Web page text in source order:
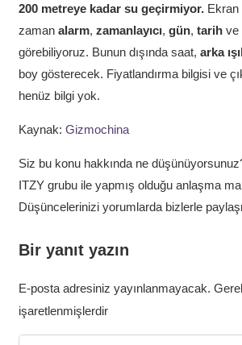
200 metreye kadar su geçirmiyor.Ekran
zaman alarm, zamanlayıcı, gün, tarihve
görebiliyoruz. Bunun dışında saat, arka
boy gösterecek. Fiyatlandırma bilgisi ve
henüz bilgi yok.
Kaynak: Gizmochina
Siz bu konu hakkında ne
ITZY grubu ile yapmış olduğu anlaşma
Düşüncelerinizi yorumlarda bizlerle
Bir yanıt yazın
E-posta adresiniz yayınlanmayacak.
işaretlenmişlerdir